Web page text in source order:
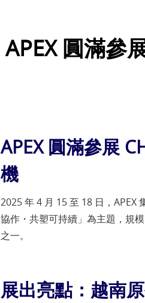
APEX 圓滿參
APEX 圓滿參展
機
2025 年 4 月 15 至 18 日，APEX
協作・共塑可持續」為主題，規
之一。
展出亮點：越南